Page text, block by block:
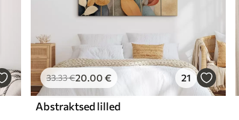
33.33€20.00 € 21
Abstraktsed lilled